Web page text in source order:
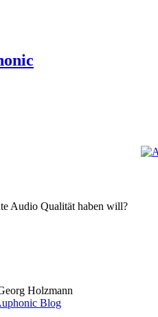
Audio Qualität haben will?
Holzmann
Blog